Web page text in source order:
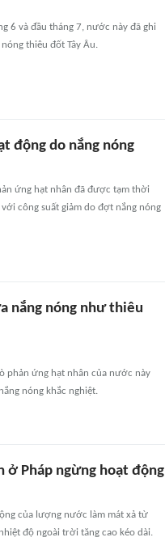
6 và đầu tháng 7, nước này đã ghi
thiêu đốt Tây Âu.
động do nắng nóng
ứng hạt nhân đã được tạm thời
công suất giảm do đợt nắng nóng
nắng nóng như thiêu
phản ứng hạt nhân của nước này
nóng khắc nghiệt.
ở Pháp ngừng hoạt động
của lượng nước làm mát xả từ
độ ngoài trời tăng cao kéo dài.